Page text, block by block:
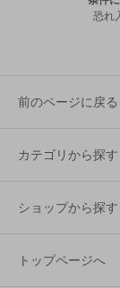
恐れ
前のページに戻る
カテゴリから探す
ショップから探す
トップページへ